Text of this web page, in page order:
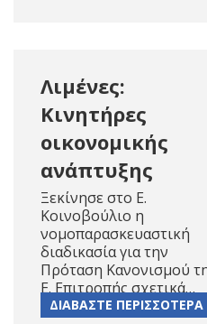
Λιμένες:
Κινητήρες
οικονομικής
ανάπτυξης
Ξεκίνησε στο Ε.
Κοινοβούλιο η
νομοπαρασκευαστική
διαδικασία για την
Πρόταση Κανονισμού
Ε. Επιτροπής σχετικά…
ΔΙΑΒΑΣΤΕ ΠΕΡΙΣΣΟΤΕΡΑ